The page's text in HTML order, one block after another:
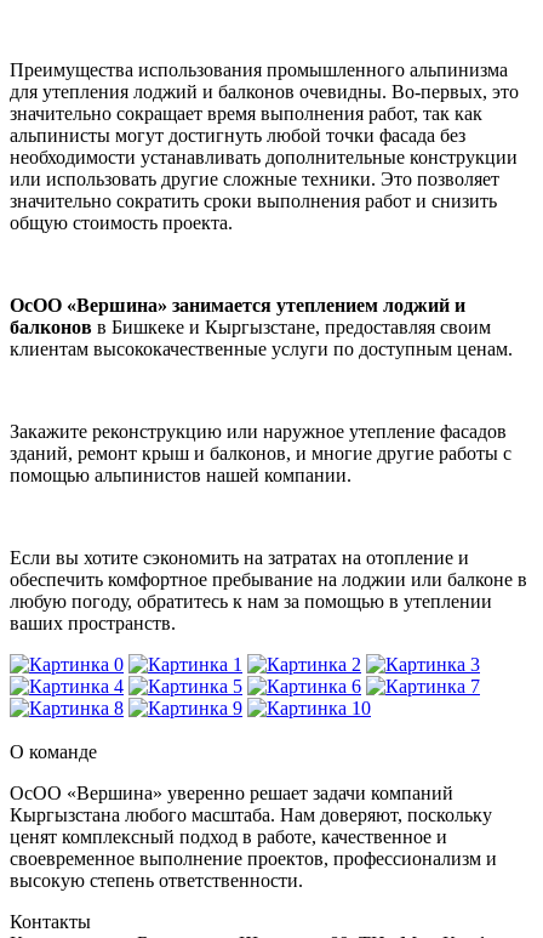
Преимущества использования промышленного альпинизма
для утепления лоджий и балконов очевидны. Во-первых, это
значительно сокращает время выполнения работ, так как
альпинисты могут достигнуть любой точки фасада без
необходимости устанавливать дополнительные конструкции
или использовать другие сложные техники. Это позволяет
значительно сократить сроки выполнения работ и снизить
общую стоимость проекта.
ОсОО «Вершина» занимается утеплением лоджий и
балконов в Бишкеке и Кыргызстане, предоставляя своим
клиентам высококачественные услуги по доступным ценам.
Закажите реконструкцию или наружное утепление фасадов
зданий, ремонт крыш и балконов, и многие другие работы с
помощью альпинистов нашей компании.
Если вы хотите сэкономить на затратах на отопление и
обеспечить комфортное пребывание на лоджии или балконе в
любую погоду, обратитесь к нам за помощью в утеплении
ваших пространств.
О команде
ОсОО «Вершина» уверенно решает задачи компаний
Кыргызстана любого масштаба. Нам доверяют, поскольку
ценят комплексный подход в работе, качественное и
своевременное выполнение проектов, профессионализм и
высокую степень ответственности.
Контакты